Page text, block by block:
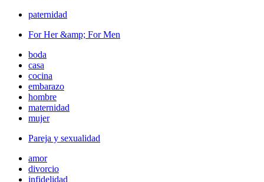
paternidad
For Her &amp; For Men
boda
casa
cocina
embarazo
hombre
maternidad
mujer
Pareja y sexualidad
amor
divorcio
infidelidad